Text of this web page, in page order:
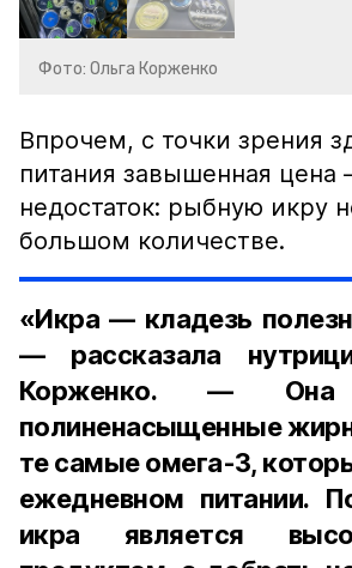
Фото: Ольга Корженко
Впрочем, с точки зрения
питания завышенная цена
недостаток: рыбную икру
большом количестве.
«Икра — кладезь
— рассказала
Корженко. — Она
полиненасыщенные
те самые омега-3,
ежедневном питании.
икра является